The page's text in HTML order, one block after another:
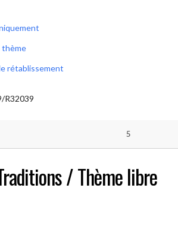
thème
rétablissement
R32039
5
/ Thème libre